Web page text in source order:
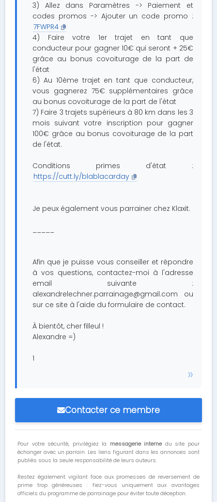
3) Allez dans Paramètres -> Paiement et
codes promos -> Ajouter un code promo :
7FWPR4
4) Faire votre 1er trajet en tant que
conducteur pour gagner 10€ qui seront + 25€
grâce au bonus covoiturage de la part de
l'état
6) Au 10ème trajet en tant que conducteur,
vous gagnerez 75€ supplémentaires grâce
au bonus covoiturage de la part de l'état
7) Faire 3 trajets supérieurs à 80 km dans les 3
mois suivant votre inscription pour gagner
100€ grâce au bonus covoiturage de la part
de l'état.
Conditions primes d'état :
https://cutt.ly/blablacarday
Je peux également vous parrainer chez Klaxit.
_____
Afin que je puisse vous conseiller et répondre
à vos questions, contactez-moi à l'adresse
email suivante :
alexandrelechner.parrainage@gmail.com ou
sur ce site à l'aide du formulaire de contact.
À bientôt, cher filleul !
Alexandre =)
1
Contacter ce membre
Pour votre sécurité, privilégiez la messagerie internedu site pour
échanger avec un parrain. Les liens figurant dans les annonces sont
publiés sous la seule responsabilité de leurs auteurs.
Restez également vigilant face aux promesses de reversement de
prime trop généreuses : fiez-vous uniquement aux avantages
officiels du programme de parrainage pour éviter toute déception.